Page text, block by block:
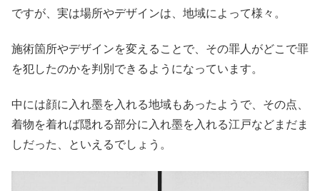
ですが、実は場所やデザインは、地域によって様々。
施術箇所やデザインを変えることで、その罪人がどこで罪
を犯したのかを判別できるようになっています。
中には顔に入れ墨を入れる地域もあったようで、その点、
着物を着れば隠れる部分に入れ墨を入れる江戸などまだま
しだった、といえるでしょう。